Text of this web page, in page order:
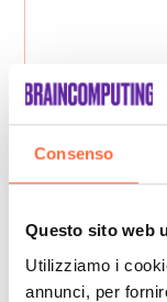
Consenso
Questo sito web
Utilizziamo i
annunci, per